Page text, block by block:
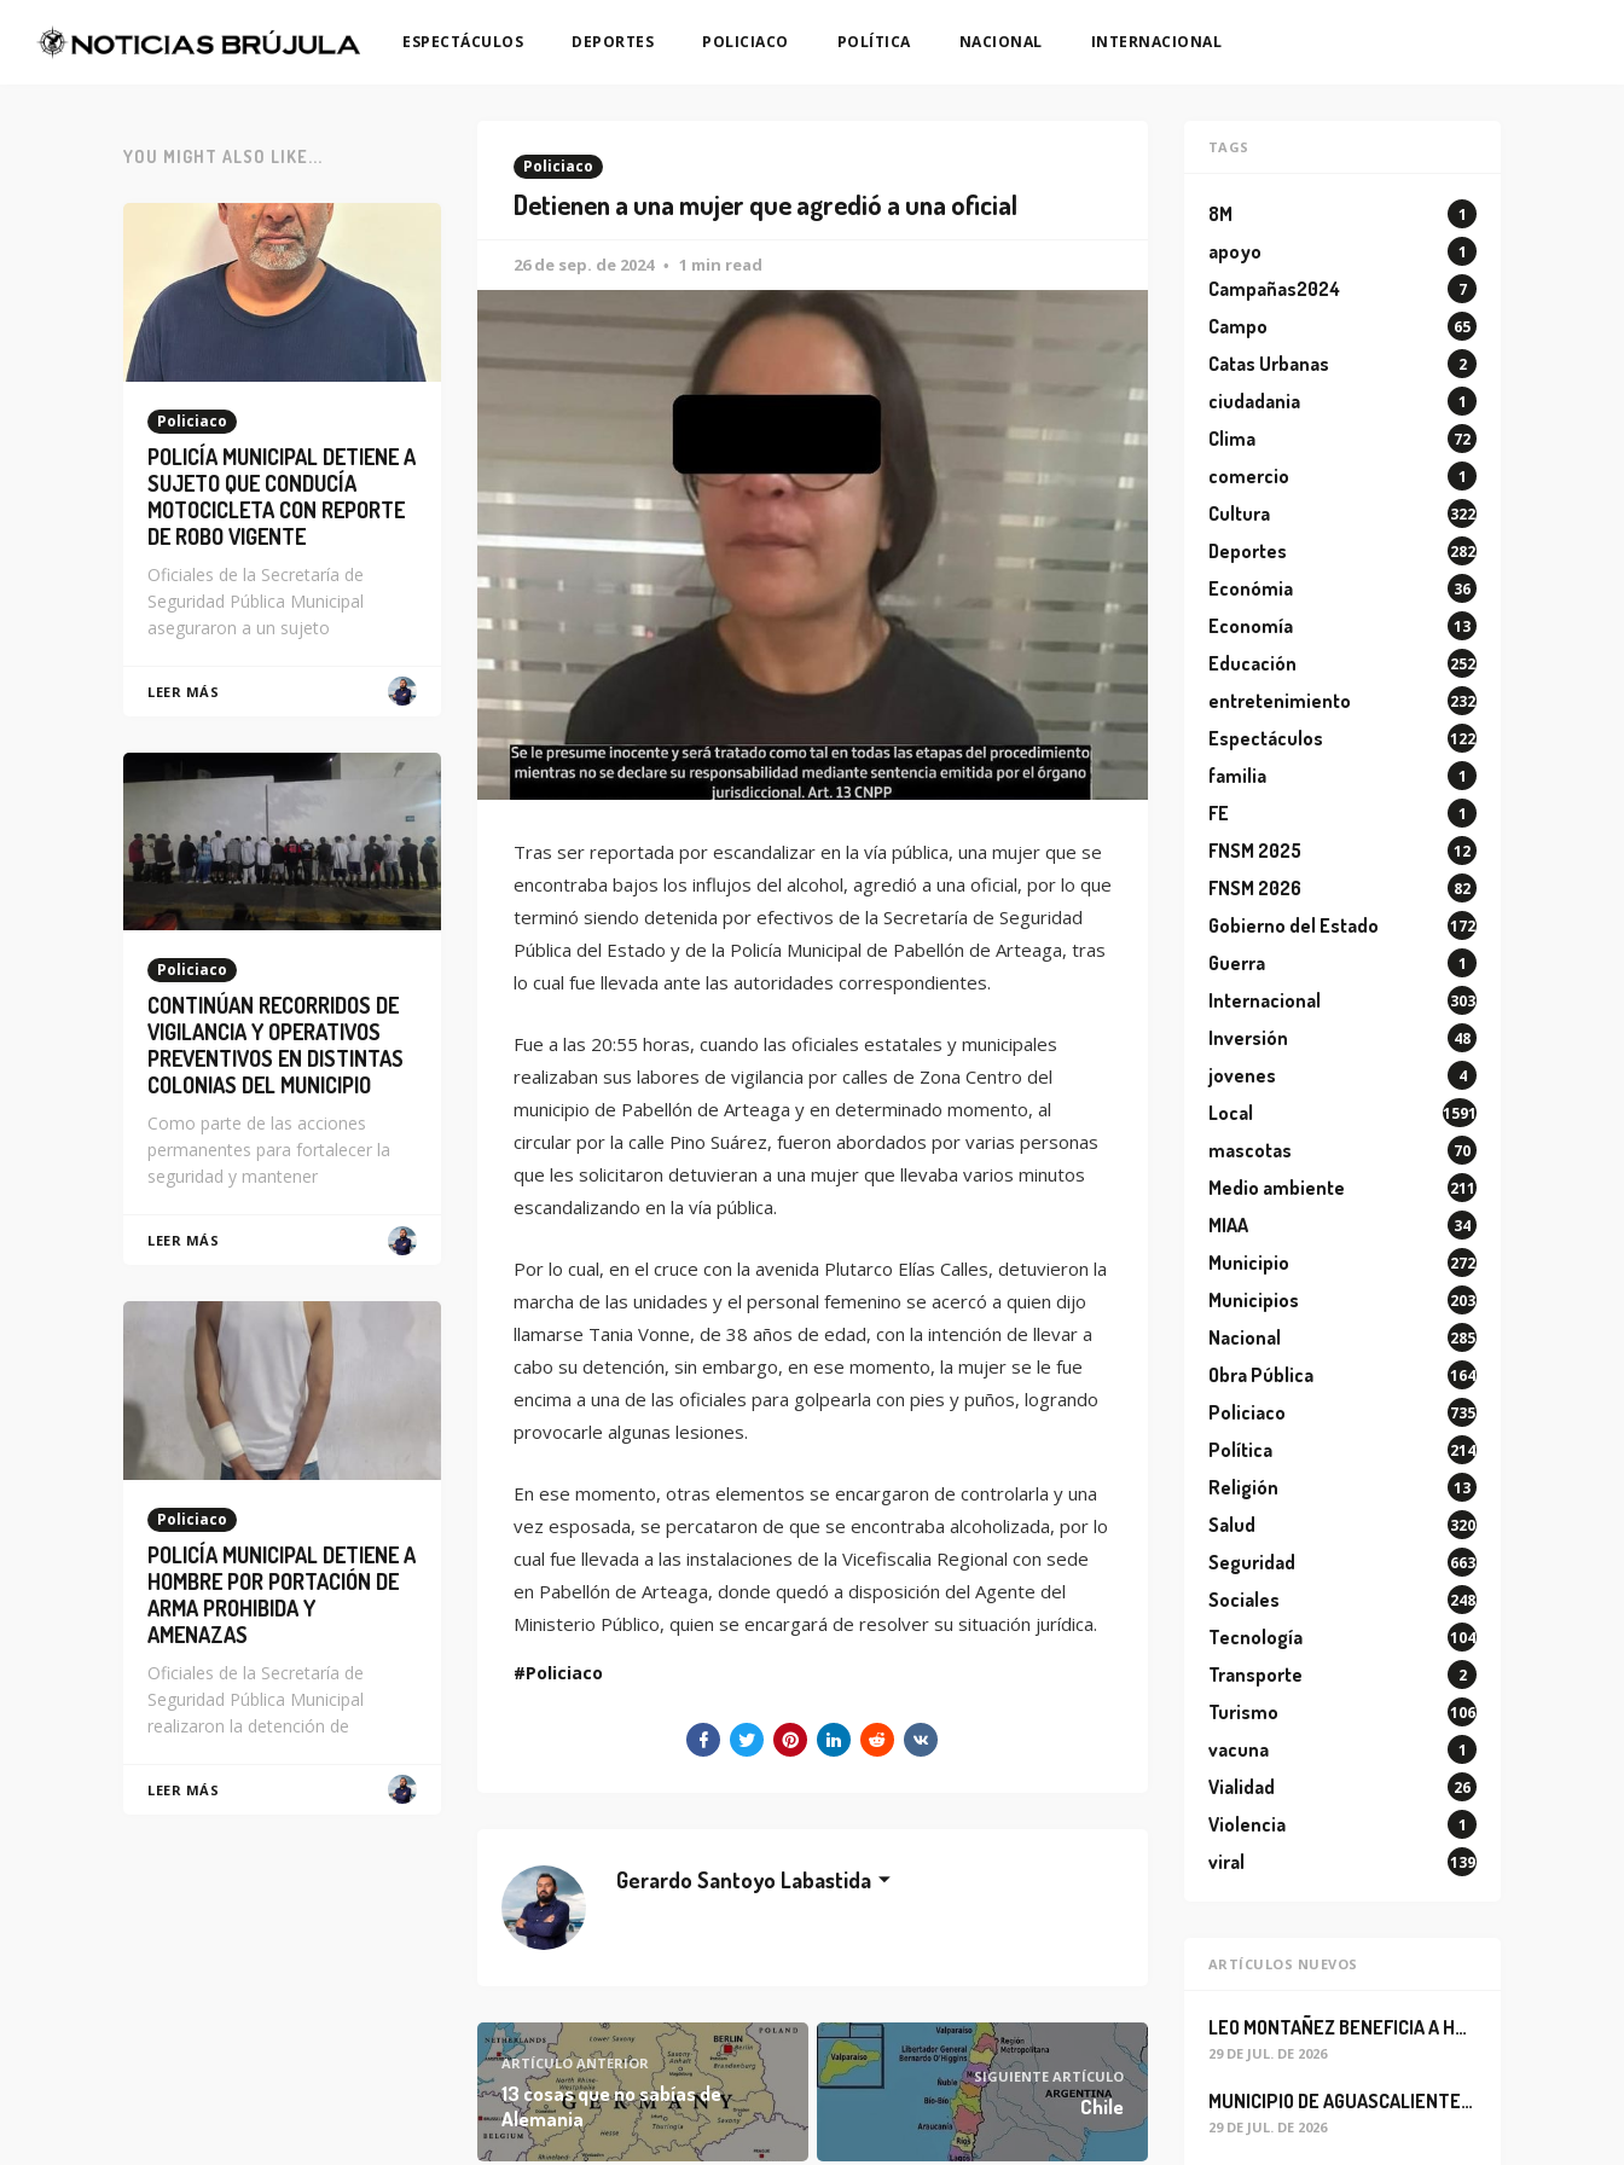
ESPECTÁCULOS DEPORTES POLICIACO POLÍTICA NACIONAL INTERNACIONAL
Policiaco
Detienen a una mujer que agredió a una oficial
26 de sep. de 2024 1 min read
Tras ser reportada por escandalizar en la vía pública, una mujer que se
encontraba bajos los influjos del alcohol, agredió a una oficial, por lo que
terminó siendo detenida por efectivos de la Secretaría de Seguridad
Pública del Estado y de la Policía Municipal de Pabellón de Arteaga, tras
lo cual fue llevada ante las autoridades correspondientes.
Fue a las 20:55 horas, cuando las oficiales estatales y municipales
realizaban sus labores de vigilancia por calles de Zona Centro del
municipio de Pabellón de Arteaga y en determinado momento, al
circular por la calle Pino Suárez, fueron abordados por varias personas
que les solicitaron detuvieran a una mujer que llevaba varios minutos
escandalizando en la vía pública.
Por lo cual, en el cruce con la avenida Plutarco Elías Calles, detuvieron la
marcha de las unidades y el personal femenino se acercó a quien dijo
llamarse Tania Vonne, de 38 años de edad, con la intención de llevar a
cabo su detención, sin embargo, en ese momento, la mujer se le fue
encima a una de las oficiales para golpearla con pies y puños, logrando
provocarle algunas lesiones.
En ese momento, otras elementos se encargaron de controlarla y una
vez esposada, se percataron de que se encontraba alcoholizada, por lo
cual fue llevada a las instalaciones de la Vicefiscalia Regional con sede
en Pabellón de Arteaga, donde quedó a disposición del Agente del
Ministerio Público, quien se encargará de resolver su situación jurídica.
Policiaco
Gerardo Santoyo Labastida
ARTÍCULO ANTERIOR
13 cosas que no sabías de
Alemania
SIGUIENTE ARTÍCULO
Chile
YOU MIGHT ALSO LIKE...
Policiaco
POLICÍA MUNICIPAL DETIENE A
SUJETO QUE CONDUCÍA
MOTOCICLETA CON REPORTE
DE ROBO VIGENTE
Oficiales de la Secretaría de
Seguridad Pública Municipal
aseguraron a un sujeto
LEER MÁS
Policiaco
CONTINÚAN RECORRIDOS DE
VIGILANCIA Y OPERATIVOS
PREVENTIVOS EN DISTINTAS
COLONIAS DEL MUNICIPIO
Como parte de las acciones
permanentes para fortalecer la
seguridad y mantener
LEER MÁS
Policiaco
POLICÍA MUNICIPAL DETIENE A
HOMBRE POR PORTACIÓN DE
ARMA PROHIBIDA Y
AMENAZAS
Oficiales de la Secretaría de
Seguridad Pública Municipal
realizaron la detención de
LEER MÁS
TAGS
8M 1
apoyo 1
Campañas2024 7
Campo 65
Catas Urbanas 2
ciudadania 1
Clima 72
comercio 1
Cultura 322
Deportes 282
Económia 36
Economía 13
Educación 252
entretenimiento 232
Espectáculos 122
familia 1
FE 1
FNSM 2025 12
FNSM 2026 82
Gobierno del Estado 172
Guerra 1
Internacional 303
Inversión 48
jovenes 4
Local 1591
mascotas 70
Medio ambiente 211
MIAA 34
Municipio 272
Municipios 203
Nacional 285
Obra Pública 164
Policiaco 735
Política 214
Religión 13
Salud 320
Seguridad 663
Sociales 248
Tecnología 104
Transporte 2
Turismo 106
vacuna 1
Vialidad 26
Violencia 1
viral 139
ARTÍCULOS NUEVOS
LEO MONTAÑEZ BENEFICIA A HABITANTES DEL BARRIO DE LA SALUD CON MEJORA DEL ALCANTARILLADO SANITARIO
29 DE JUL. DE 2026
MUNICIPIO DE AGUASCALIENTES REABRE CIRCULACIÓN VEHICULAR EN LA CALLE JOSEFA ORTIZ DE DOMÍNGUEZ
29 DE JUL. DE 2026